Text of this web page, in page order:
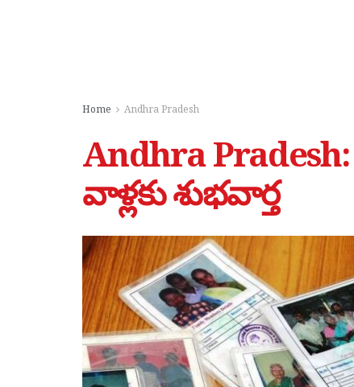
Home Andhra Pradesh
Andhra Pradesh:
వాళ్లకు శుభవార్త